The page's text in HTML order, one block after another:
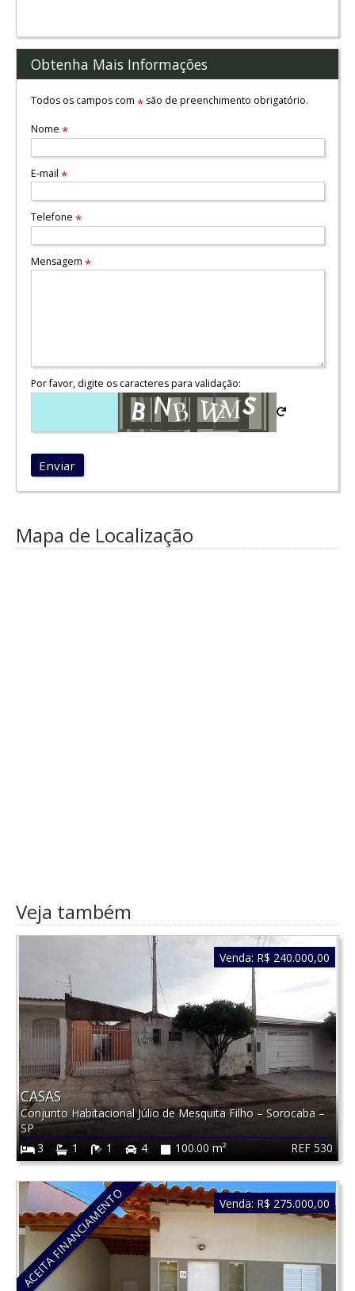
Obtenha Mais Informações
Todos os campos com *são de preenchimento obrigatório.
Nome *
E-mail *
Telefone *
Mensagem *
Por favor, digite os caracteres para validação:
Enviar
Mapa de Localização
Veja também
REF 530
CASAS
Conjunto Habitacional Júlio de Mesquita Filho – Sorocaba–
SP
3
1 1 4 100.00 m²
Venda: R$ 240.000,00
ACEITA FINANCIAMENTO Venda: R$ 275.000,00